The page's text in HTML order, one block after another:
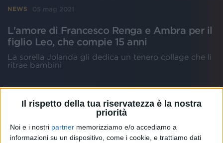
Il rispetto della tua riservatezza è la nostra
priorità
Noi e i nostri partner memorizziamo e/o accediamo a
informazioni su un dispositivo, come i cookie, e trattiamo dati
NEWS 05 mag 2021
L'amore di Francesco Renga e Ambra per il
figlio Leo, che compie 15 anni
La sorella Jolanda gli dedica un tenero collage che li
ritrae bambini